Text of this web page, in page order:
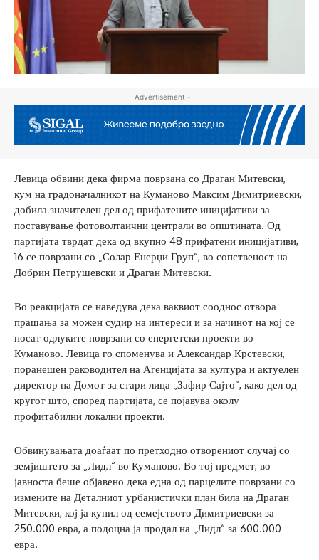
- Advertisement -
Левица обвини дека фирма поврзана со Драган Митевски,
кум на градоначалникот на Куманово Максим Димитриевски,
добила значителен дел од прифатените иницијативи за
поставување фотоволтаични централи во општината. Од
партијата тврдат дека од вкупно 48 прифатени иницијативи,
16 се поврзани со „Солар Енерџи Груп“, во сопственост на
Добрин Петрушевски и Драган Митевски.
Во реакцијата се наведува дека ваквиот сооднос отвора
прашања за можен судир на интереси и за начинот на кој се
носат одлуките поврзани со енергетски проекти во
Куманово. Левица го споменува и Александар Крстевски,
поранешен раководител на Агенцијата за култура и актуелен
директор на Домот за стари лица „Зафир Сајто“, како дел од
кругот што, според партијата, се појавува околу
профитабилни локални проекти.
Обвинувањата доаѓаат по претходно отворениот случај со
земјиштето за „Лидл“ во Куманово. Во тој предмет, во
јавноста беше објавено дека една од парцелите поврзани со
измените на Деталниот урбанистички план била на Драган
Митевски, кој ја купил од семејството Димитриевски за
250.000 евра, а подоцна ја продал на „Лидл“ за 600.000
евра.